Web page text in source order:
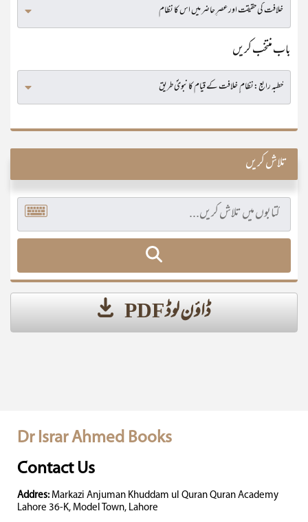
باب منتخب کریں
تلاش کریں
ڈاؤن لوڈ PDF
Dr Israr Ahmed Books
Contact Us
Addres: Markazi Anjuman Khuddam ul Quran Quran Academy
Lahore 36-K, Model Town, Lahore